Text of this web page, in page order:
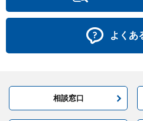
よくあ
相談窓口